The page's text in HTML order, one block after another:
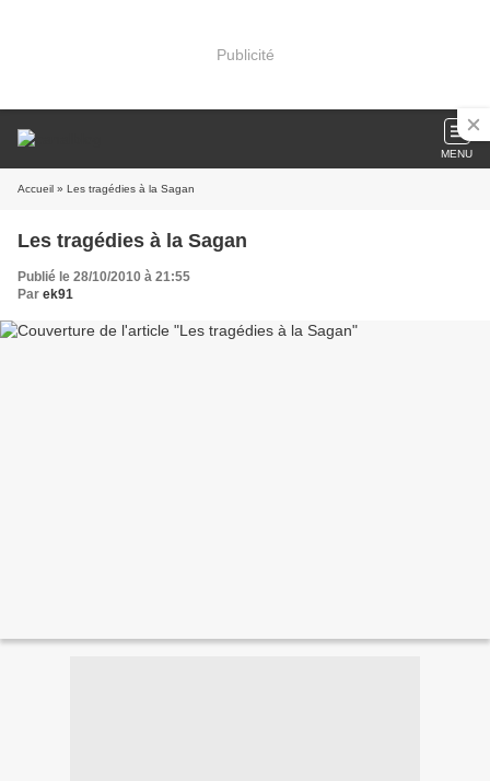
Publicité
MENU
Accueil » Les tragédies à la Sagan
Les tragédies à la Sagan
Publié le 28/10/2010 à 21:55
Par ek91